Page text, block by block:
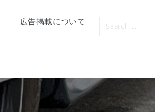
広告掲載について